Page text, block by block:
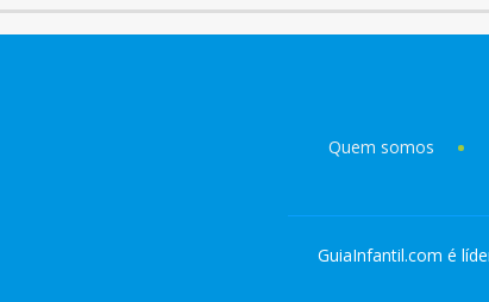
Quem somos
GuiaInfantil.com é